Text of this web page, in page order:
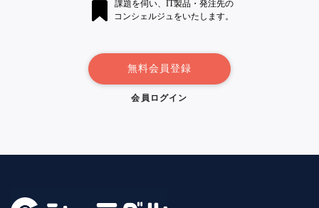
課題を伺い、IT製品・発注先の
コンシェルジュをいたします。
無料会員登録
会員ログイン